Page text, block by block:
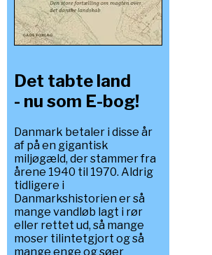
Det tabte land
- nu som E-bog!
Danmark betaler i disse år
af på en gigantisk
miljøgæld, der stammer fra
årene 1940 til 1970. Aldrig
tidligere i
Danmarkshistorien er så
mange vandløb lagt i rør
eller rettet ud, så mange
moser tilintetgjort og så
mange enge og søer